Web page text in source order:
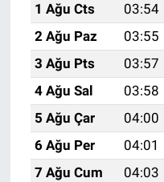
1 Ağu Cts
03:54
2 Ağu Paz
03:55
3 Ağu Pts
03:57
4 Ağu Sal
03:58
5 Ağu Çar
04:00
6 Ağu Per
04:01
7 Ağu Cum
04:03